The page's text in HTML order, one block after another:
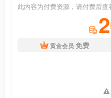
只为了让抓到的S级反派早日
改造染上罪恶的反派异能力
人物介绍
此内容为付费资源，请付费后查
黄金会员 免费